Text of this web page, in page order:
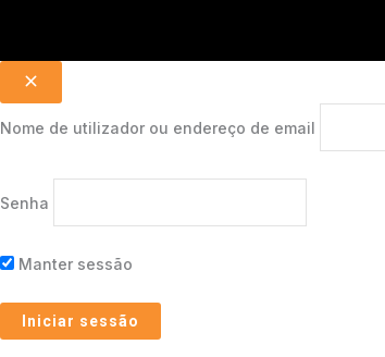
Nome de utilizador ou endereço de email
Senha
Manter sessão